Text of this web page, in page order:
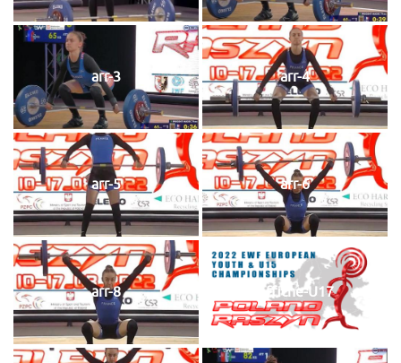
arr-3 arr-4
arr-5 arr-6
arr-8 Affiche-U17